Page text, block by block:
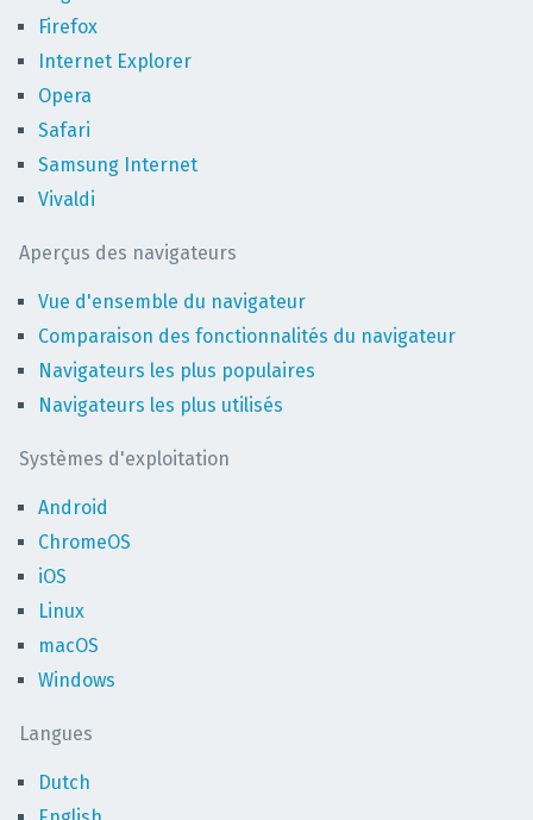
Firefox
Internet Explorer
Opera
Safari
Samsung Internet
Vivaldi
Aperçus des navigateurs
Vue d'ensemble du navigateur
Comparaison des fonctionnalités du navigateur
Navigateurs les plus populaires
Navigateurs les plus utilisés
Systèmes d'exploitation
Android
ChromeOS
iOS
Linux
macOS
Windows
Langues
Dutch